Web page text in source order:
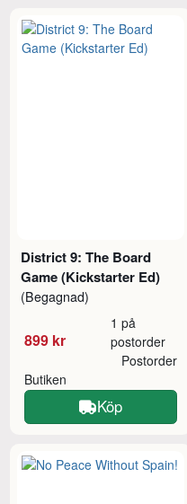
District 9: The Board
Game (Kickstarter Ed)
(Begagnad)
899 kr
1 på
postorder
Butiken
Postorder
Köp